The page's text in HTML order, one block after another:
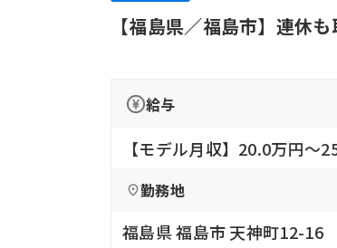
【福島県／福島市】連休
給与
【モデル月収】20.0万円〜
勤務地
福島県 福島市 天神町12-16